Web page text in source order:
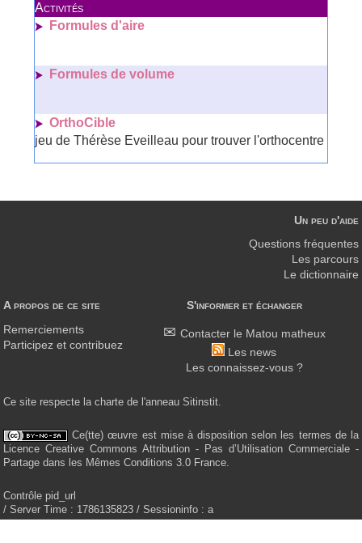
Activités
Formules d'aire
Formules de volume
OrthoCible
jeu de Thérèse Eveilleau pour trouver l'orthocentre
A propos de ce site
Remerciements
Participez et contribuez
S'informer et échanger
Contacter le Matou matheux
Les news
Les connaissez-vous ?
Un peu d'aide
Questions fréquentes
Les parcours
Le dictionnaire
Ce site respecte la charte de l'anneau Sitinstit.
Ce(tte) œuvre est mise à disposition selon les termes de la
Licence Creative Commons Attribution - Pas d’Utilisation Commerciale -
Partage dans les Mêmes Conditions 3.0 France.
Contrôle pid_url
/ Server Time : 1786135823 / Sessioninfo : a